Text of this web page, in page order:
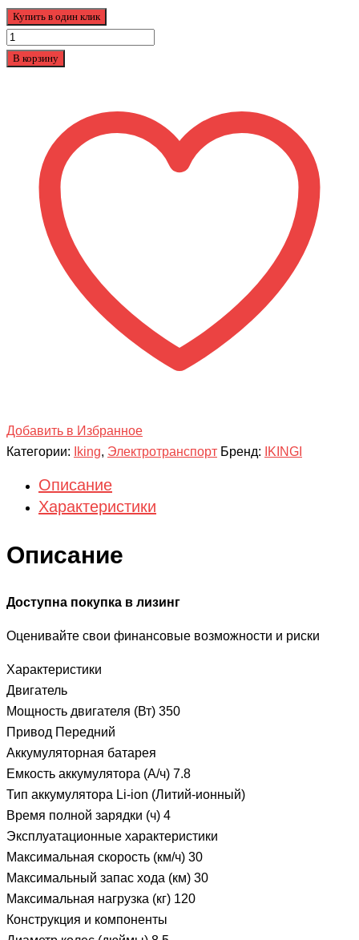
Купить в один клик
Количество
товара
В корзину
Добавить в Избранное
Категории:
Iking, Электротранспорт Бренд: IKINGI
Описание
Характеристики
Описание
Доступна покупка в лизинг
Оценивайте свои финансовые возможности и риски
Характеристики
Двигатель
Мощность двигателя (Вт) 350
Привод Передний
Аккумуляторная батарея
Емкость аккумулятора (А/ч) 7.8
Тип аккумулятора Li-ion (Литий-ионный)
Время полной зарядки (ч) 4
Эксплуатационные характеристики
Максимальная скорость (км/ч) 30
Максимальный запас хода (км) 30
Максимальная нагрузка (кг) 120
Конструкция и компоненты